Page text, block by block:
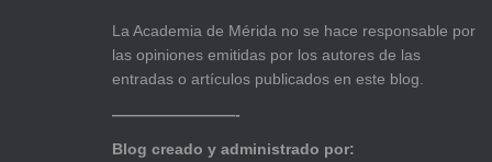
La Academia de Mérida no se hace responsable por
las opiniones emitidas por los autores de las
entradas o artículos publicados en este blog.
————————-
Blog creado y administrado por: